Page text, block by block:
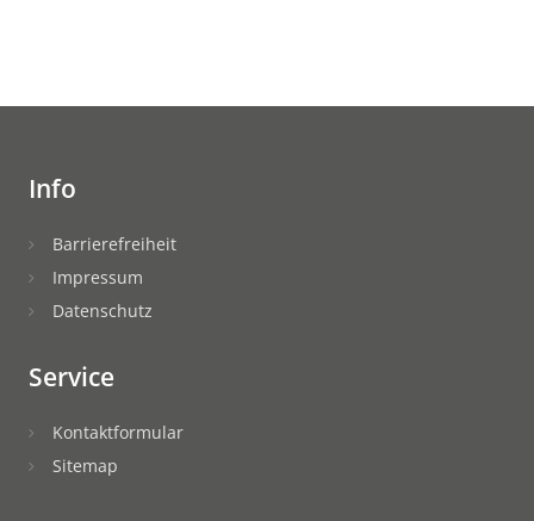
Info
Barrierefreiheit
Impressum
Datenschutz
Service
Kontaktformular
Sitemap